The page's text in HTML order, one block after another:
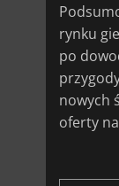
rynku
po
nowych
oferty